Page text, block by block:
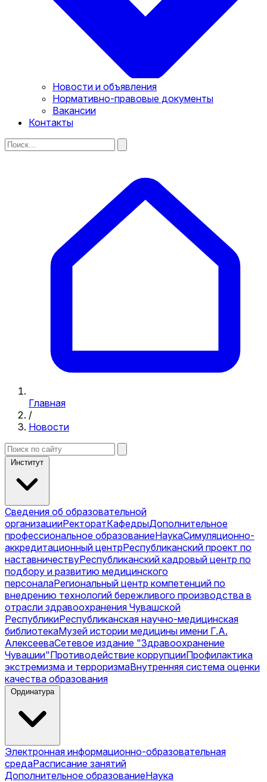
Новости и объявления
Нормативно-правовые документы
Вакансии
Контакты
Главная
/
Новости
Институт
Сведения об образовательной
организацииРекторатКафедрыДополнительное
профессиональное образованиеНаукаСимуляционно-
аккредитационный центрРеспубликанский проект по
наставничествуРеспубликанский кадровый центр по
подбору и развитию медицинского
персоналаРегиональный центр компетенций по
внедрению технологий бережливого производства в
отрасли здравоохранения Чувашской
РеспубликиРеспубликанская научно-медицинская
библиотекаМузей истории медицины имени Г.А.
АлексееваСетевое издание "Здравоохранение
Чувашии"Противодействие коррупцииПрофилактика
экстремизма и терроризмаВнутренняя система оценки
качества образования
Ординатура
Электронная информационно-образовательная
средаРасписание занятий
Дополнительное образованиеНаука